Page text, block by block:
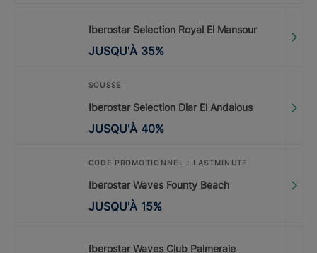
Iberostar Selection Royal El Mansour
JUSQU'À 35%
SOUSSE
Iberostar Selection Diar El Andalous
JUSQU'À 40%
CODE PROMOTIONNEL : LASTMINUTE
Iberostar Waves Founty Beach
JUSQU'À 15%
Iberostar Waves Club Palmeraie